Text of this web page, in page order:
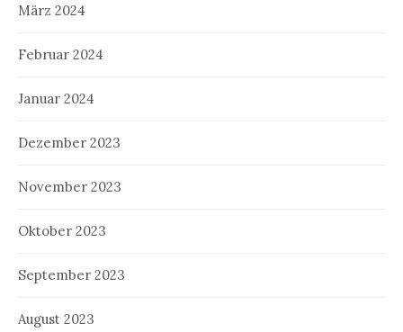
März 2024
Februar 2024
Januar 2024
Dezember 2023
November 2023
Oktober 2023
September 2023
August 2023